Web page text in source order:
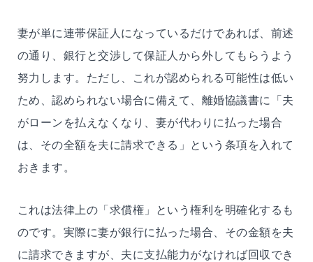
妻が単に連帯保証人になっているだけであれば、前述
の通り、銀行と交渉して保証人から外してもらうよう
努力します。ただし、これが認められる可能性は低い
ため、認められない場合に備えて、離婚協議書に「夫
がローンを払えなくなり、妻が代わりに払った場合
は、その全額を夫に請求できる」という条項を入れて
おきます。
これは法律上の「求償権」という権利を明確化するも
のです。実際に妻が銀行に払った場合、その金額を夫
に請求できますが、夫に支払能力がなければ回収でき